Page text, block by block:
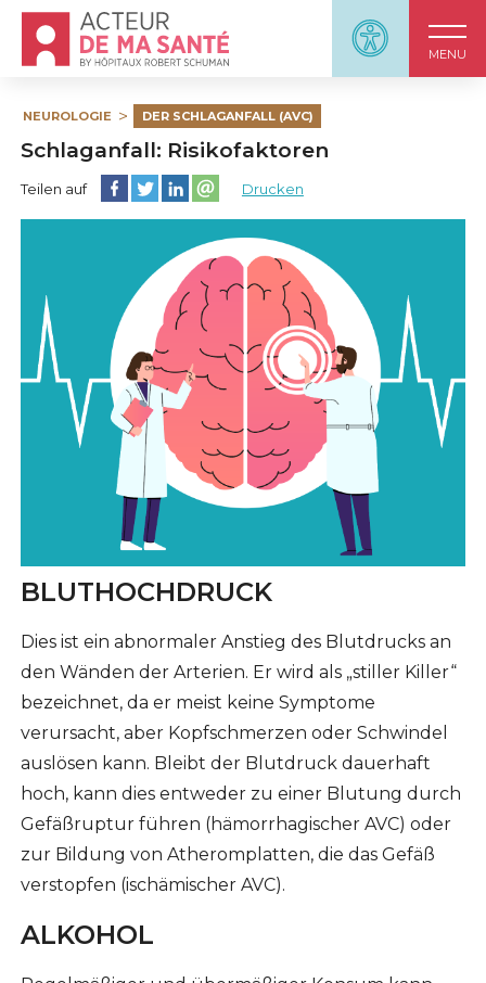
Panneau
MENU
Accueil - Acteur de ma santé, by HôpitauxRobert
NEUROLOGIE DER SCHLAGANFALL (AVC)
Schlaganfall: Risikofaktoren
Teilen auf Diese Seite auf Facebook teilen
Diese Seite auf Twitter teilen
Diese Seite auf LinkedIn teilen
Partager cette page sur email
Drucken
BLUTHOCHDRUCK
Dies ist ein abnormaler Anstieg des Blutdrucks an
den Wänden der Arterien. Er wird als „stiller Killer“
bezeichnet, da er meist keine Symptome
verursacht, aber Kopfschmerzen oder Schwindel
auslösen kann. Bleibt der Blutdruck dauerhaft
hoch, kann dies entweder zu einer Blutung durch
Gefäßruptur führen (hämorrhagischer AVC) oder
zur Bildung von Atheromplatten, die das Gefäß
verstopfen (ischämischer AVC).
ALKOHOL